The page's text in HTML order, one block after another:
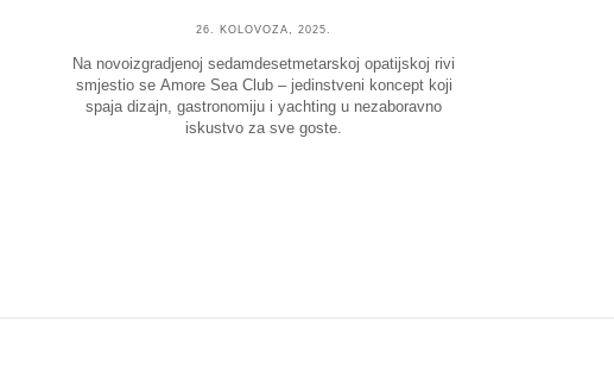
26. KOLOVOZA, 2025.
Na novoizgradjenoj sedamdesetmetarskoj opatijskoj rivi
smjestio se Amore Sea Club – jedinstveni koncept koji
spaja dizajn, gastronomiju i yachting u nezaboravno
iskustvo za sve goste.